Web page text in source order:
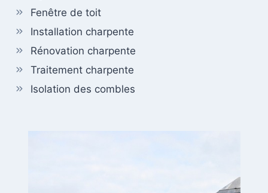
Fenêtre de toit
Installation charpente
Rénovation charpente
Traitement charpente
Isolation des combles